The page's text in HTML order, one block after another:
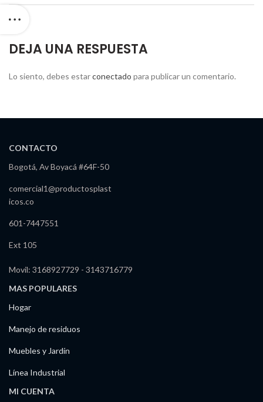
DEJA UNA RESPUESTA
Lo siento, debes estarconectado para publicar un comentario.
CONTACTO
Bogotá, Av Boyacá #64F-50
comercial1@productosplast
icos.co
601-7447551
Ext 105
Movil: 3168927729 - 3143716779
MAS POPULARES
Hogar
Manejo de residuos
Muebles y Jardín
Línea Industrial
MI CUENTA